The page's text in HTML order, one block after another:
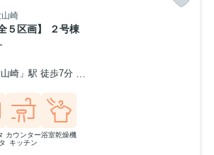
崎
５区画】 ２号棟
-
崎」駅 徒歩7分
カウンター
キッチン
浴室乾燥機